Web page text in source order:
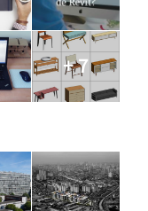
+ 7